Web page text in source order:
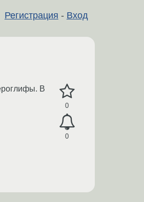
Регистрация - Вход
0
0
В